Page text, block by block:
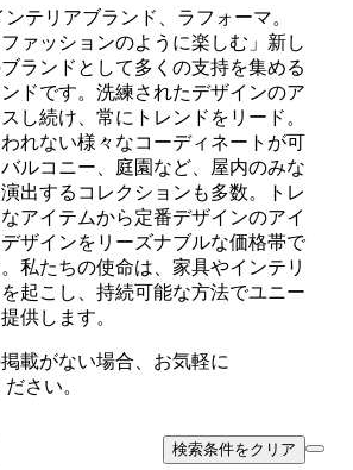
テリアブランド、ラフォーマ。
ファッションのように楽しむ」新し
ランドとして多くの支持を集める
ドです。洗練されたデザインのア
し続け、常にトレンドをリード。
れない様々なコーディネートが可
ルコニー、庭園など、屋内のみな
出するコレクションも多数。トレ
アイテムから定番デザインのアイ
ザインをリーズナブルな価格帯で
私たちの使命は、家具やインテリ
起こし、持続可能な方法でユニー
供します。
載がない場合、お気軽に
ださい。
検索条件をクリア